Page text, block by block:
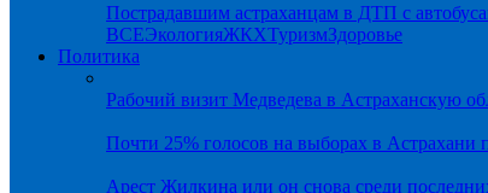
Пострадавшим астраханцам в ДТП с
ВСЕЭкологияЖКХТуризмЗдоровье
Политика
Рабочий визит Медведева в Астраханскую
Почти 25% голосов на выборах в
Арест Жилкина или он снова среди